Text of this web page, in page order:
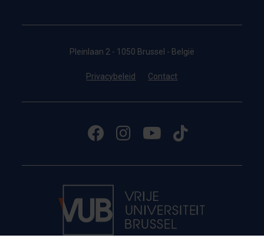
Pleinlaan 2 - 1050 Brussel - België
Privacybeleid Contact